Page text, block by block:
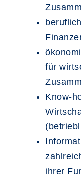
für
Know-
ihrer